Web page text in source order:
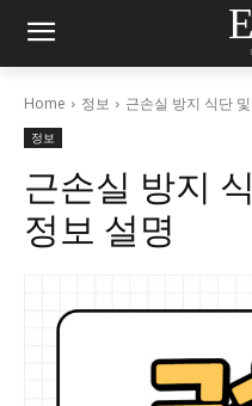
Home 정보 근손실 방지 식단
정보
근손실 방지
정보 설명